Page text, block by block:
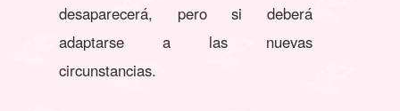
desaparecerá, pero si deberá
adaptarse a las nuevas
circunstancias.